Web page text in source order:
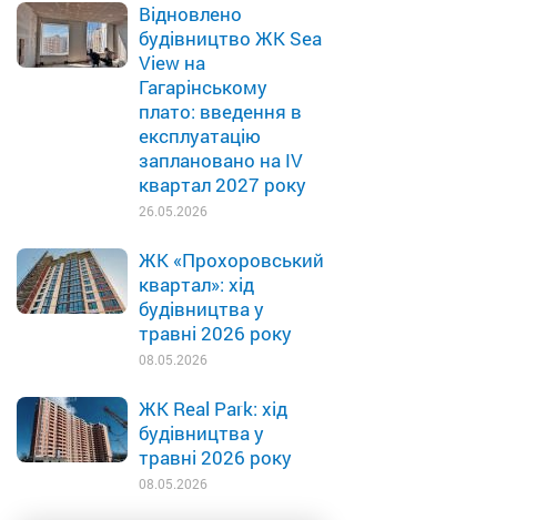
Відновлено
будівництво ЖК Sea
View на
Гагарінському
плато: введення в
експлуатацію
заплановано на IV
квартал 2027 року
26.05.2026
ЖК «Прохоровський
квартал»: хід
будівництва у
травні 2026 року
08.05.2026
ЖК Real Park: хід
будівництва у
травні 2026 року
08.05.2026